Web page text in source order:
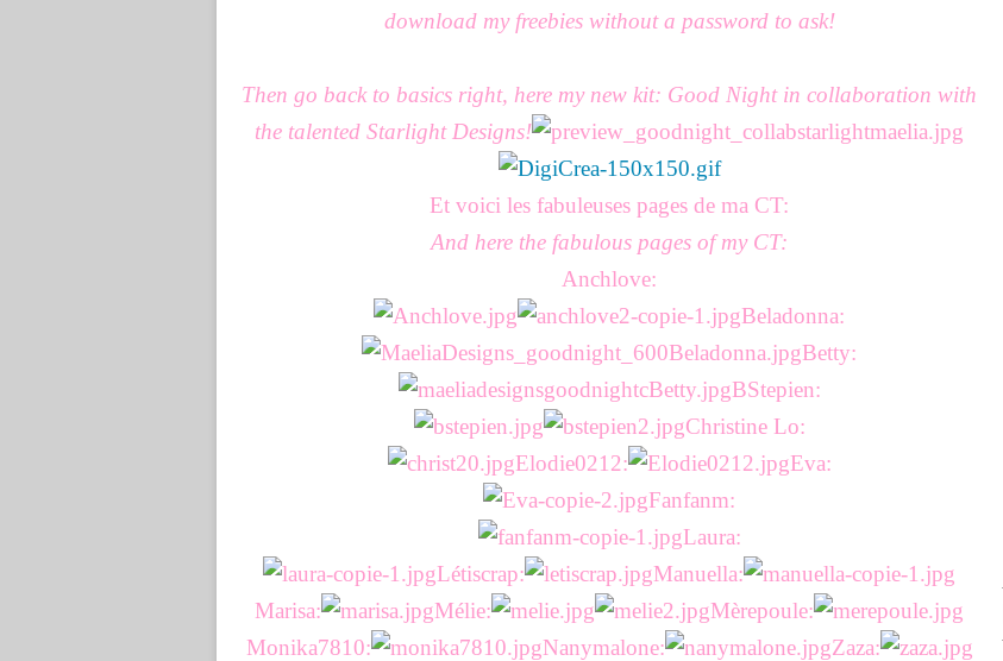
download my freebies without a password to ask!
Then go back to basics right, here my new kit: Good Night in collaboration with
the talented Starlight Designs!
Et voici les fabuleuses pages de ma CT:
And here the fabulous pages of my CT:
Anchlove:
Beladonna:
Betty:
BStepien:
Christine Lo:
Elodie0212:
Eva:
Fanfanm:
Laura:
Létiscrap:
Manuella:
Marisa:
Mélie:
Mèrepoule:
Monika7810:
Nanymalone:
Zaza: